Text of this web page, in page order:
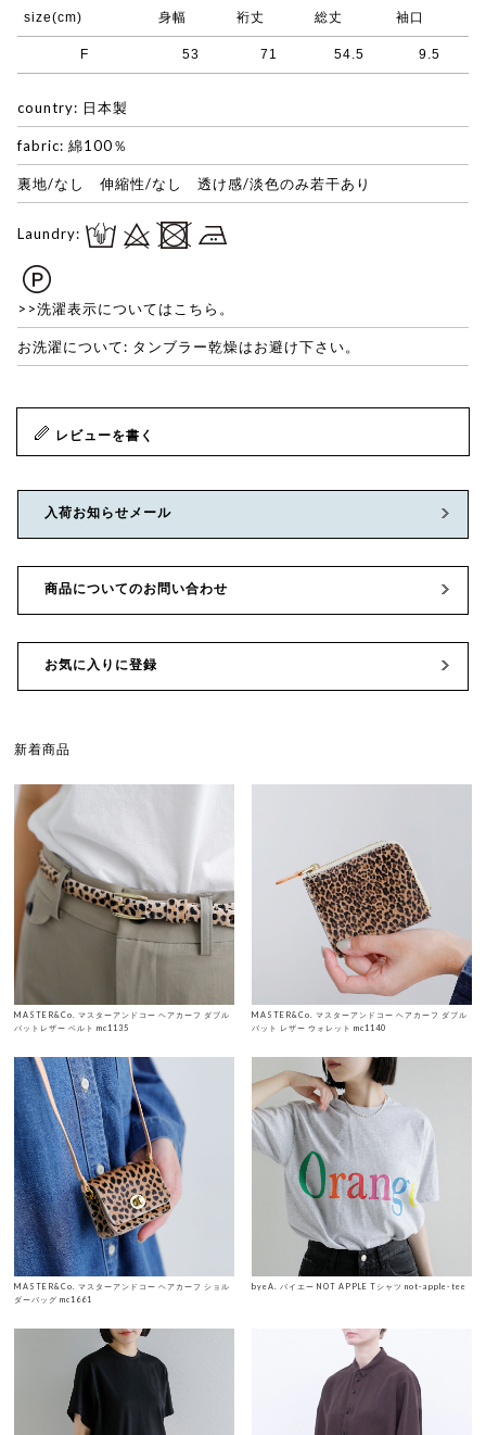
size(cm) 身幅 裄丈 総丈 袖口
F 53 71 54.5 9.5
country: 日本製
fabric: 綿100％
裏地/なし 伸縮性/なし 透け感/淡色のみ若干あり
Laundry:
>>洗濯表示についてはこちら。
お洗濯について: タンブラー乾燥はお避け下さい。
レビューを書く
入荷お知らせメール
商品についてのお問い合わせ
お気に入りに登録
新着商品
MASTER&Co. マスターアンドコー ヘアカーフ ダブル
バットレザー ベルト mc1135
MASTER&Co. マスターアンドコー ヘアカーフ ダブル
バット レザー ウォレット mc1140
MASTER&Co. マスターアンドコー ヘアカーフ ショル
ダーバッグ mc1661
byeA. バイエー NOT APPLE Tシャツ not-apple-tee